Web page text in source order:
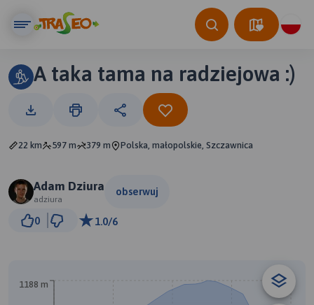
A taka tama na radziejowa :)
22 km 597 m 379 m Polska, małopolskie, Szczawnica
Adam Dziura
adziura
obserwuj
0 1.0/6
1188 m